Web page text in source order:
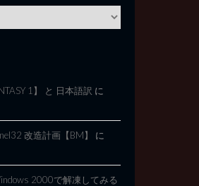
1】 と 日本語訳 に
改造計画【BM】
に
2000で解凍してみる